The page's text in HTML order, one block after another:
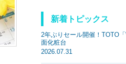
新着トピックス
2年ぶりセール開催！TOTO
面化粧台
2026.07.31